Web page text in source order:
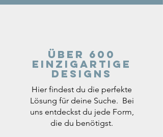
Über 600
einzigartige
Designs
Hier findest du die perfekte
Lösung für deine Suche. Bei
uns entdeckst du jede Form,
die du benötigst.